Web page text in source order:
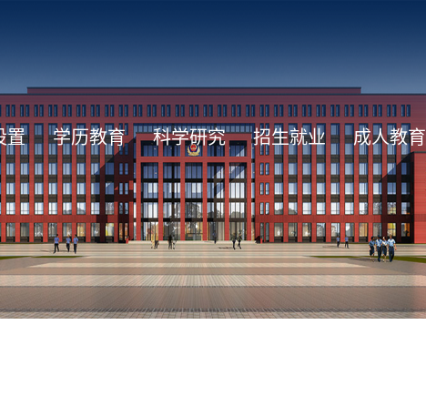
置 学历教育 科学研究 招生就业 成人教育